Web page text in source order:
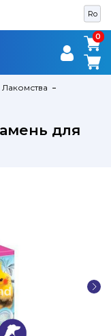
Ro
0
0
Лакомства
для